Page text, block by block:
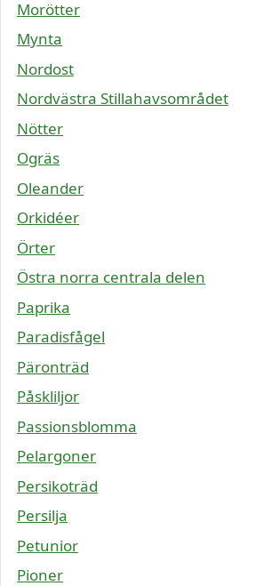
Morötter
Mynta
Nordost
Nordvästra Stillahavsområdet
Nötter
Ogräs
Oleander
Orkidéer
Örter
Östra norra centrala delen
Paprika
Paradisfågel
Päronträd
Påskliljor
Passionsblomma
Pelargoner
Persikoträd
Persilja
Petunior
Pioner